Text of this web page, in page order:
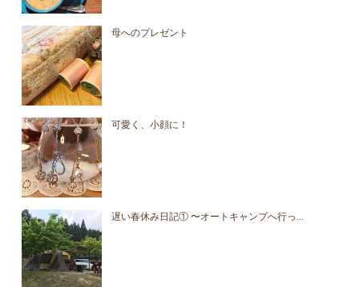
母へのプレゼント
可愛く、小顔に！
遅い春休み日記① 〜オートキャンプへ行っ...